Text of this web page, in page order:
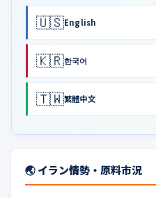
🇺🇸English
🇰🇷한국어
🇹🇼繁體中文
🌏 イラン情勢・原料市況